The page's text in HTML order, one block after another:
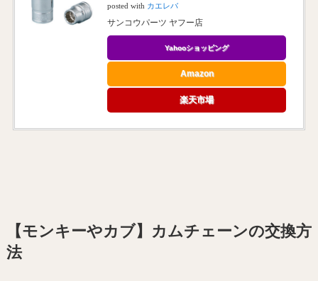
posted with カエレバ
サンコウパーツ ヤフー店
Yahooショッピング
Amazon
楽天市場
【モンキーやカブ】カムチェーンの交換方
法